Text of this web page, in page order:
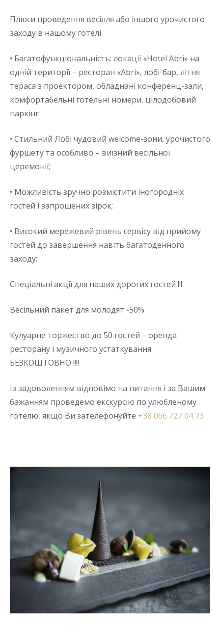
Плюси проведення весілля або іншого урочистого
заходу в нашому готелі
• Багатофункціональність: локації «Hotel Abri» на
одній території – ресторан «Abri», лобі-бар, літня
тераса з проектором, обладнані конференц-зали,
комфортабельні готельні номери, цілодобовий
паркінг
• Стильний Лобі чудовий welcome-зони, урочистого
фуршету та особливо – виїзний весільної
церемонії;
• Можливість зручно розмістити іногородніх
гостей і запрошених зірок;
• Високий мережевий рівень сервісу від прийому
гостей до завершення навіть багатоденного
заходу;
Спеціальні акції для наших дорогих гостей !!!
Весільний пакет для молодят -50%
Кулуарне торжество до 50 гостей – оренда
ресторану і музичного устаткування
БЕЗКОШТОВНО !!!!
Із задоволенням відповімо на питання і за Вашим
бажанням проведемо екскурсію по улюбленому
готелю, якщо Ви зателефонуйте +38 066 727 04 73